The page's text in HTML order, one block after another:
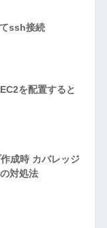
ssh接続
を配置すると
成時 カバレッジ
対処法